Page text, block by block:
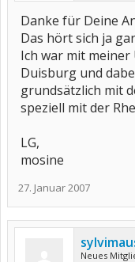
Danke für Deine
Das hört sich ja
Ich war mit
Duisburg und
grundsätzlich mit
speziell mit der
LG,
mosine
27. Januar 2007
Neues